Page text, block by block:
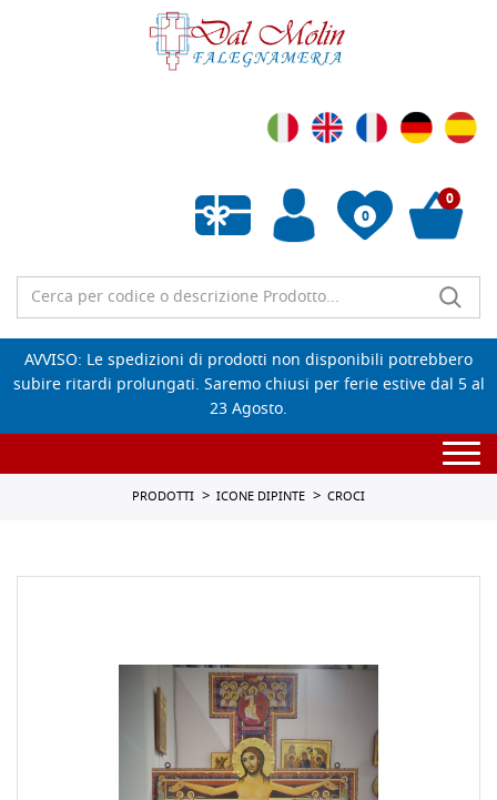
0
Wishlist vuota
0
AVVISO: Le spedizioni di prodotti non disponibili potrebbero
subire ritardi prolungati. Saremo chiusi per ferie estive dal 5 al
23 Agosto.
PRODOTTI ICONE DIPINTE CROCI